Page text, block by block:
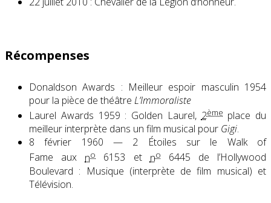
Récompenses
Donaldson Awards : Meilleur espoir masculin 1954
pour la pièce de théâtre L’Immoraliste
Laurel Awards 1959 : Golden Laurel, 2ème place du
meilleur interprète dans un film musical pour Gigi.
8 février 1960 — 2 Étoiles sur le Walk of
Fame aux no 6153 et no
6445 de l’Hollywood
Boulevard : Musique (interprète de film musical) et
Télévision.